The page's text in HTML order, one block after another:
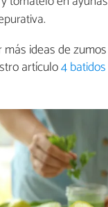
ideas de
artículo4